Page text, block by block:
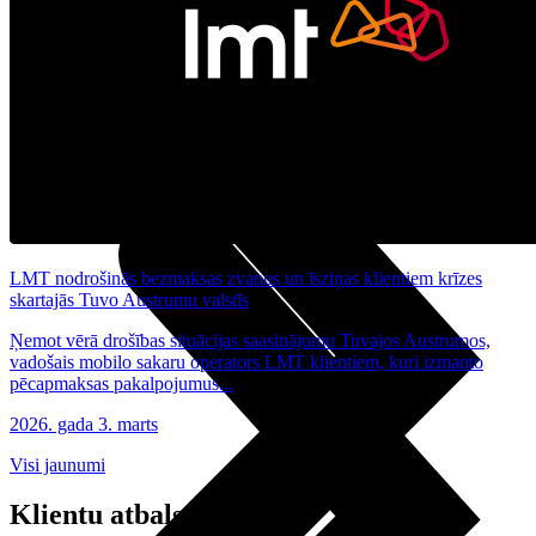
Maksas un tarifi Latvijā
LMT nodrošinās bezmaksas zvanus un īsziņas klientiem krīzes
skartajās Tuvo Austrumu valstīs
Ņemot vērā drošības situācijas saasinājumu Tuvajos Austrumos,
vadošais mobilo sakaru operators LMT klientiem, kuri izmanto
pēcapmaksas pakalpojumus...
2026. gada 3. marts
Visi jaunumi
Klientu atbalsts